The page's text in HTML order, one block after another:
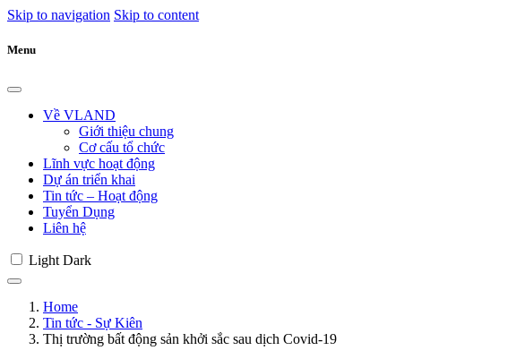
Skip to navigation Skip to content
Menu
Về VLAND
Giới thiệu chung
Cơ cấu tổ chức
Lĩnh vực hoạt động
Dự án triển khai
Tin tức – Hoạt động
Tuyển Dụng
Liên hệ
Light Dark
Home
Tin tức - Sự Kiên
Thị trường bất động sản khởi sắc sau dịch Covid-19